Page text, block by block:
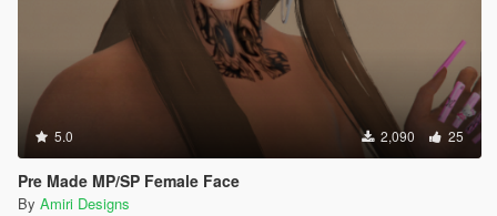
5.0 2,090 25
Pre Made MP/SP Female Face
By Amiri Designs